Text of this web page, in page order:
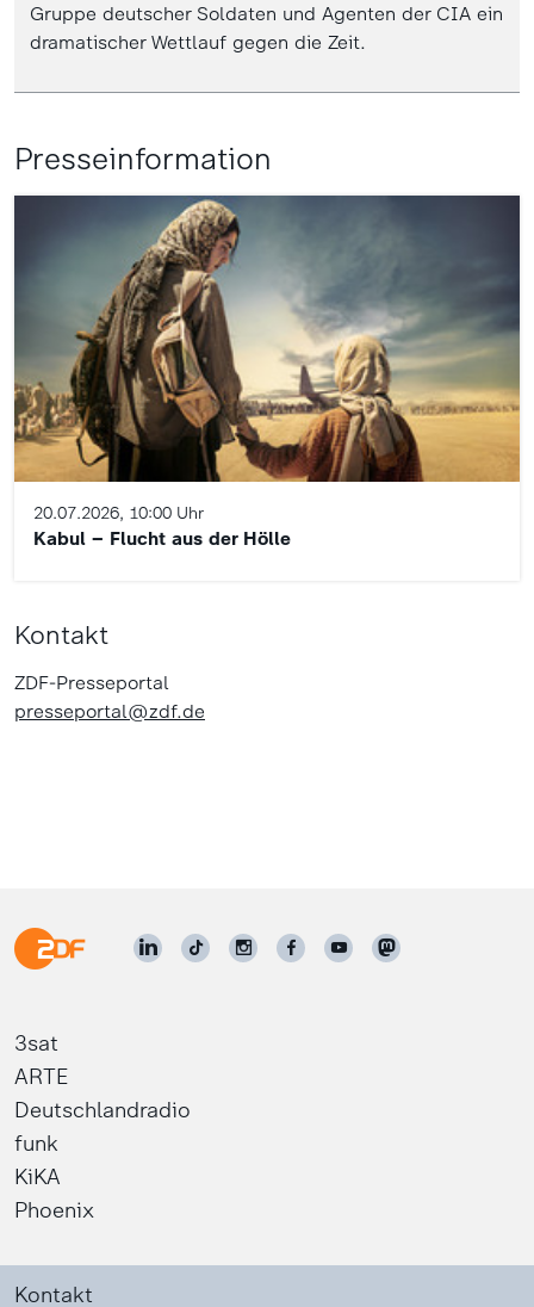
Gruppe deutscher Soldaten und Agenten der CIA ein
dramatischer Wettlauf gegen die Zeit.
Presseinformation
20.07.2026, 10:00 Uhr
Kabul – Flucht aus der Hölle
Kontakt
ZDF-Presseportal
presseportal@zdf.de
3sat
ARTE
Deutschlandradio
funk
KiKA
Phoenix
Kontakt